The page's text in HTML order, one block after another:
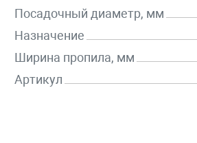
Посадочный диаметр, мм
Назначение
Ширина пропила, мм
Артикул